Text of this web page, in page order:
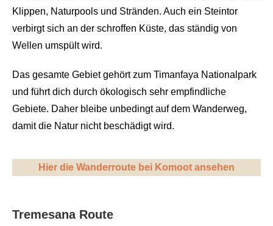
Klippen, Naturpools und Stränden. Auch ein Steintor
verbirgt sich an der schroffen Küste, das ständig von
Wellen umspült wird.
Das gesamte Gebiet gehört zum Timanfaya Nationalpark
und führt dich durch ökologisch sehr empfindliche
Gebiete. Daher bleibe unbedingt auf dem Wanderweg,
damit die Natur nicht beschädigt wird.
Hier die Wanderroute bei Komoot ansehen
Tremesana Route